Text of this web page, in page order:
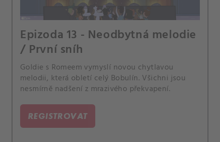
Epizoda 13 - Neodbytná melodie
/ První sníh
Goldie s Romeem vymyslí novou chytlavou
melodii, která obletí celý Bobulín. Všichni jsou
nesmírně nadšení z mrazivého překvapení.
REGISTROVAT